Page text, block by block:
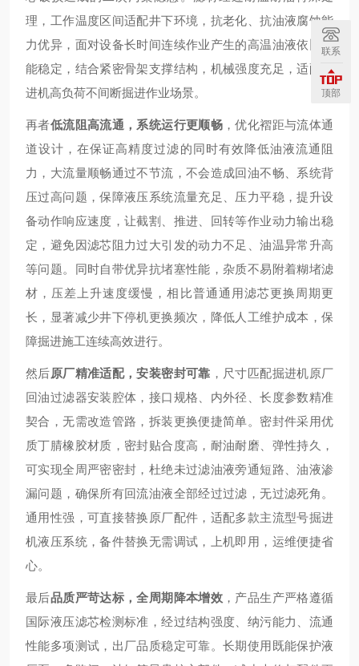
理，工作温度区间适配井下环境，抗老化、抗油液腐蚀能
力优异，面对设备长时间连续作业产生的高温油液依旧性
能稳定，结合紧密骨架支撑结构，机械强度充足，适配掘
进机高负荷不间断掘进作业场景。
再者低流阻高流通，系统运行更顺畅 ，优化褶距与流体通
道设计，在保证高精度过滤的同时有效降低油液流通阻
力，大流量顺畅通过不节流，不会造成回油不畅、系统背
压过高问题，保障液压系统流量充足、压力平稳，提升设
备动作响应速度，让截割、推进、回转等作业动力输出稳
定，避免因滤芯阻力过大引发的动力不足、油温异常升高
等问题。同时自带优异抗堵塞性能，杂质不易附着糊堵滤
材，压差上升速度缓慢，相比普通通用滤芯更换周期更
长，显著减少井下停机更换频次，降低人工维护成本，保
障掘进施工连续高效进行。
然后原厂精准适配，安装密封可靠 ，尺寸匹配掘进机原厂
回油过滤器安装腔体，接口规格、内外径、长度参数精准
契合，无需改造管路，拆装更换便捷简单。密封件采用优
质丁腈橡胶材质，密封贴合度高，耐油耐磨、弹性持久，
可实现全周严密密封，杜绝未过滤油液旁通短路、油液渗
漏问题，确保所有回流油液全部经过过滤，无过滤死角。
通用性强，可直接替换原厂配件，适配多款主流型号掘进
机液压系统，备件替换无需调试，上机即用，运维便捷省
心。
最后品质严苛达标，全周期降本增效 ，产品生产严格遵循
国际液压滤芯检测标准，经过结构强度、纳污能力、流通
性能多项测试，出厂品质稳定可靠。长期使用既能保护液
联系
顶部